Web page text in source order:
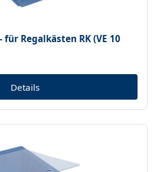
für Regalkästen RK (VE 10
Details